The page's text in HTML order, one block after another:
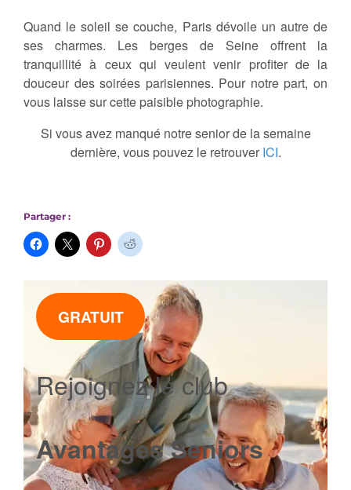
Quand le soleil se couche, Paris dévoile un autre de
ses charmes. Les berges de Seine offrent la
tranquillité à ceux qui veulent venir profiter de la
douceur des soirées parisiennes. Pour notre part, on
vous laisse sur cette paisible photographie.
Si vous avez manqué notre senior de la semaine
dernière, vous pouvez le retrouver ICI.
Partager :
GRATUIT
Rejoignez le club
Avantages Seniors